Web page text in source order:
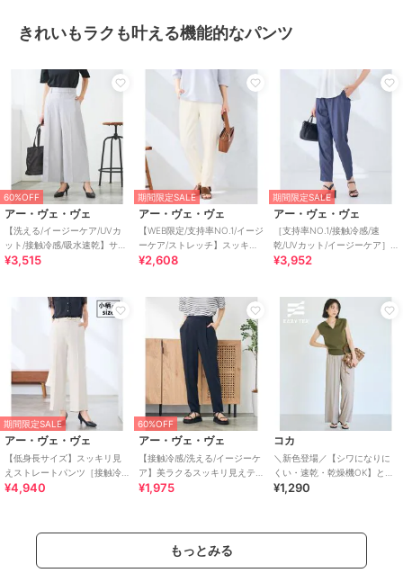
きれいもラクも叶える機能的なパンツ
60%OFF
アー・ヴェ・ヴェ
【洗える/イージーケア/UVカ
ット/接触冷感/吸水速乾】サマ
ーストレッチクロップドパン
¥3,515
期間限定SALE
アー・ヴェ・ヴェ
【WEB限定/支持率NO.1/イージ
ーケア/ストレッチ】スッキリ
見えテーパードパンツ
¥2,608
期間限定SALE
アー・ヴェ・ヴェ
［支持率NO.1/接触冷感/速
乾/UVカット/イージーケア］
イージーテーパードパンツ
¥3,952
期間限定SALE
アー・ヴェ・ヴェ
【低身長サイズ】スッキリ見
えストレートパンツ［接触冷
感/速乾/UVカット/イージーケ
¥4,940
60%OFF
アー・ヴェ・ヴェ
【接触冷感/洗える/イージーケ
ア】美ラクるスッキリ見えテ
ーパードパンツ
¥1,975
コカ
＼新色登場／【シワになりに
くい・速乾・乾燥機OK】とろ
みリブリラックスパンツ 全4色
¥1,290
もっとみる